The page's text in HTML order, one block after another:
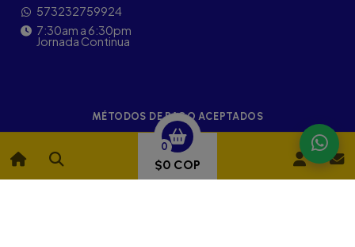
0
$0 COP
573232759924
7:30am a 6:30pm
Jornada Continua
MÉTODOS DE PAGO ACEPTADOS